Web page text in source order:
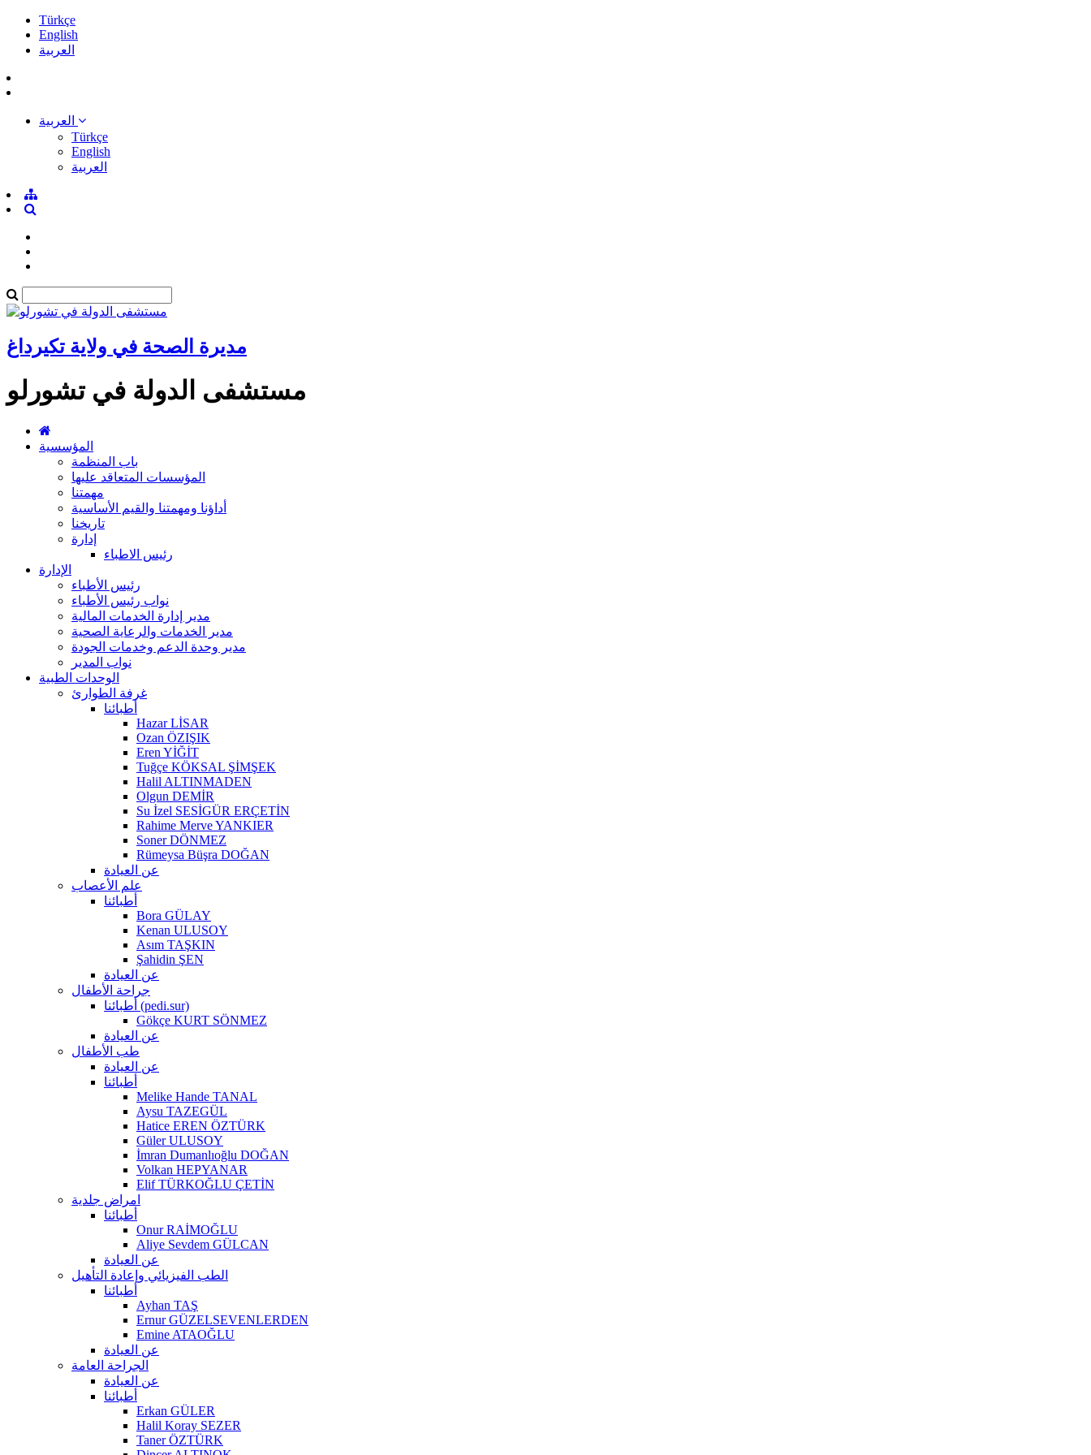
Türkçe
English
العربية
Türkçe
English
العربية
مديرة الصحة في ولاية تكيرداغ
مستشفى الدولة في تشورلو
المؤسسية
باب المنظمة
المؤسسات المتعاقد عليها
مهمتنا
أداؤنا ومهمتنا والقيم الأساسية
تاريخنا
إدارة
رئيس الاطباء
الإدارة
رئيس الأطباء
نواب رئيس الأطباء
مدير إدارة الخدمات المالية
مدير الخدمات والرعاية الصحية
مدير وحدة الدعم وخدمات الجودة
نواب المدير
الوحدات الطبية
غرفة الطوارئ
أطبائنا
Hazar LİSAR
Ozan ÖZIŞIK
Eren YİĞİT
Tuğçe KÖKSAL ŞİMŞEK
Halil ALTINMADEN
Olgun DEMİR
Su İzel SESİGÜR ERÇETİN
Rahime Merve YANKIER
Soner DÖNMEZ
Rümeysa Büşra DOĞAN
عن العيادة
علم الأعصاب
أطبائنا
Bora GÜLAY
Kenan ULUSOY
Asım TAŞKIN
Şahidin ŞEN
عن العيادة
جراحة الأطفال
أطبائنا (pedi.sur)
Gökçe KURT SÖNMEZ
عن العيادة
طب الأطفال
عن العيادة
أطبائنا
Melike Hande TANAL
Aysu TAZEGÜL
Hatice EREN ÖZTÜRK
Güler ULUSOY
İmran Dumanlıoğlu DOĞAN
Volkan HEPYANAR
Elif TÜRKOĞLU ÇETİN
امراض جلدية
أطبائنا
Onur RAİMOĞLU
Aliye Sevdem GÜLCAN
عن العيادة
الطب الفيزيائي وإعادة التأهيل
أطبائنا
Ayhan TAŞ
Ernur GÜZELSEVENLERDEN
Emine ATAOĞLU
عن العيادة
الجراحة العامة
عن العيادة
أطبائنا
Erkan GÜLER
Halil Koray SEZER
Taner ÖZTÜRK